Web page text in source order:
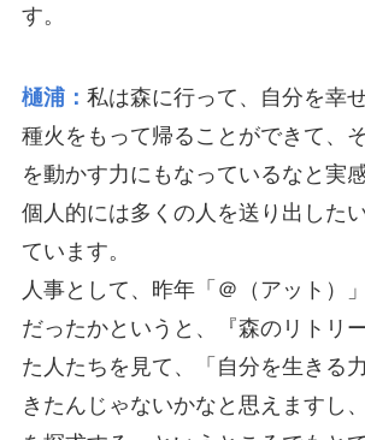
す。
樋浦： 私は森に行って、自分を幸
種火をもって帰ることができて、
を動かす力にもなっているなと実
個人的には多くの人を送り出した
ています。
人事として、昨年「＠（アット）
だったかというと、『森のリトリ
た人たちを見て、「自分を生きる
きたんじゃないかなと思えますし